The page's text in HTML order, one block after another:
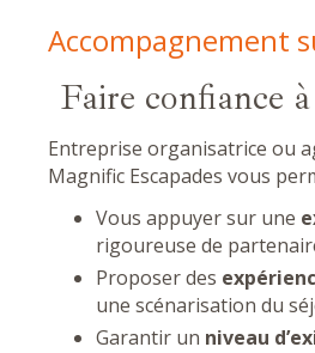
Accompagnement
Faire confiance
Entreprise organisatrice ou
Magnific Escapades vous
Vous appuyer sur une
rigoureuse de
Proposer des
une scénarisation du
Garantir un niveau